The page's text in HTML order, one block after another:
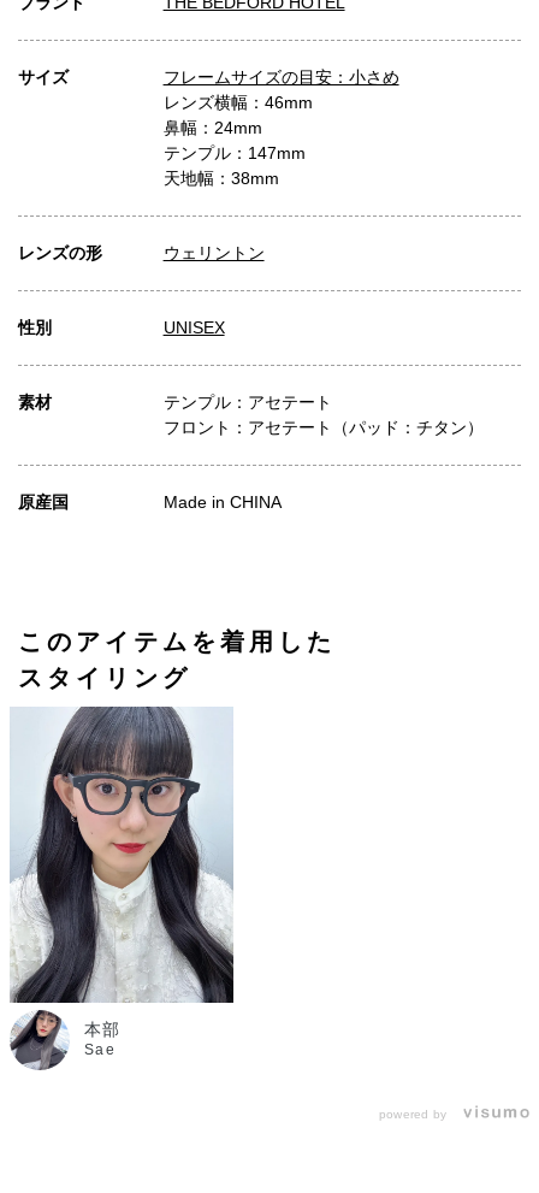
サイズ
フレームサイズの目安：小さめ
レンズ横幅：46mm
鼻幅：24mm
テンプル：147mm
天地幅：38mm
レンズの形 ウェリントン
性別 UNISEX
素材
テンプル：アセテート
フロント：アセテート（パッド：チタン）
原産国 Made in CHINA
このアイテムを着用した
スタイリング
本部
Sae
powered by